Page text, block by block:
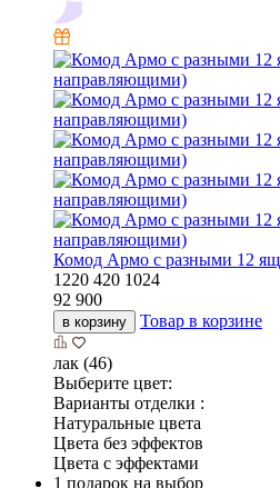
Комод Армо с разными 12
1220 420 1024
92 900
в корзину Товар в корзине
лак (46)
Выберите цвет:
Варианты отделки :
Натуральные цвета
Цвета без эффектов
Цвета с эффектами
1 подарок на выбор